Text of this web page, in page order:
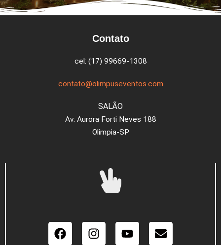
Contato
cel: (17) 99669-1308
contato@olimpuseventos.com
SALÃO
Av. Aurora Forti Neves 188
Olimpia-SP
FacebookInstagramYoutubeEnvelope